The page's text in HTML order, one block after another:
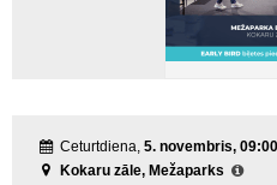
Ceturtdiena, 5. novembris, 09:00
Kokaru zāle, Mežaparks